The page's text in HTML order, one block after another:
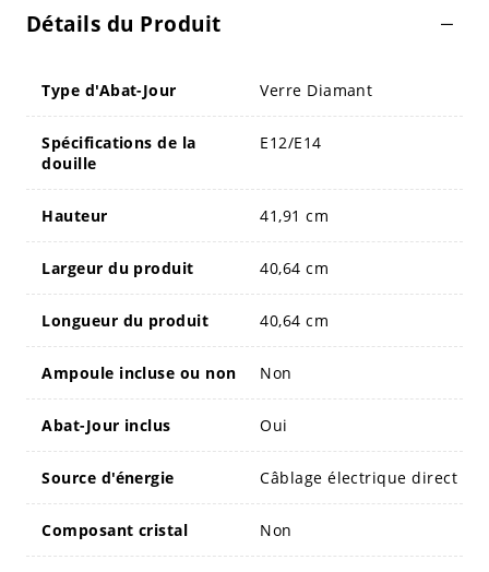
Détails du Produit
Type d'Abat-Jour Verre Diamant
Spécifications de la
douille
E12/E14
Hauteur 41,91 cm
Largeur du produit 40,64 cm
Longueur du produit 40,64 cm
Ampoule incluse ou non Non
Abat-Jour inclus Oui
Source d'énergie Câblage électrique direct
Composant cristal Non